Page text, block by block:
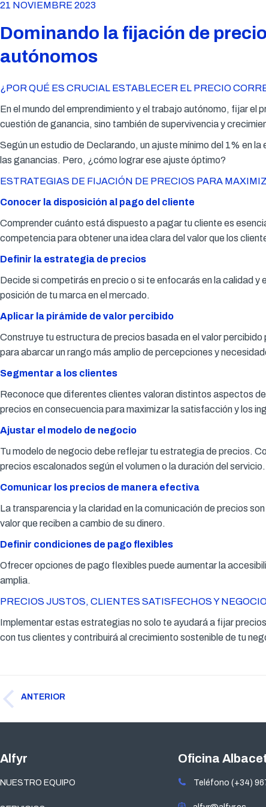
21 NOVIEMBRE 2023
Dominando la fijación de
autónomos
¿POR QUÉ ES CRUCIAL ESTABLECER EL PRECIO
En el mundo del emprendimiento y el trabajo autónomo, fijar el
cuestión de ganancia, sino también de supervivencia y
Según un estudio de Declarando, un ajuste mínimo del 1% en
las ganancias. Pero, ¿cómo lograr ese ajuste óptimo?
ESTRATEGIAS DE FIJACIÓN DE PRECIOS PARA
Conocer la disposición al pago del cliente
Comprender cuánto está dispuesto a pagar tu cliente es
competencia para obtener una idea clara del valor que los
Definir la estrategia de precios
Decide si competirás en precio o si te enfocarás en la calidad
posición de tu marca en el mercado.
Aplicar la pirámide de valor percibido
Construye tu estructura de precios basada en el valor
para abarcar un rango más amplio de percepciones y
Segmentar a los clientes
Reconoce que diferentes clientes valoran distintos aspectos
precios en consecuencia para maximizar la satisfacción y los
Ajustar el modelo de negocio
Tu modelo de negocio debe reflejar tu estrategia de precios.
precios escalonados según el volumen o la duración del servicio.
Comunicar los precios de manera efectiva
La transparencia y la claridad en la comunicación de precios
valor que reciben a cambio de su dinero.
Definir condiciones de pago flexibles
Ofrecer opciones de pago flexibles puede aumentar la
amplia.
PRECIOS JUSTOS, CLIENTES SATISFECHOS Y
Implementar estas estrategias no solo te ayudará a fijar
con tus clientes y contribuirá al crecimiento sostenible de tu
entreANTERIOR
anterior:
Alfyr
NUESTRO EQUIPO
Oficina
Teléfono (+34)